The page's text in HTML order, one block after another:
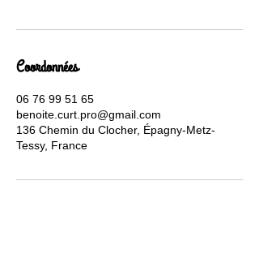
Coordonnées
06 76 99 51 65
benoite.curt.pro@gmail.com
136 Chemin du Clocher, Épagny-Metz-
Tessy, France